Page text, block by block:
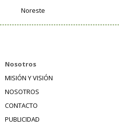
Noreste
Nosotros
MISIÓN Y VISIÓN
NOSOTROS
CONTACTO
PUBLICIDAD